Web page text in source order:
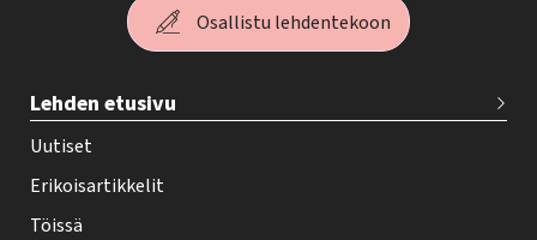
Osallistu lehdentekoon
e
h
y
-
Lehden etusivu
Uutiset
Erikoisartikkelit
Töissä